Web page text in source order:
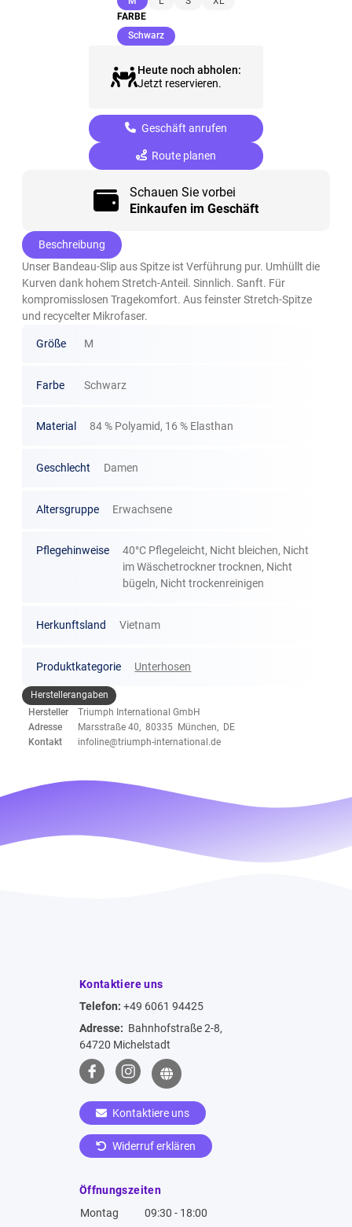
FARBE
Schwarz(ausgewählt)
Heute noch abholen:
Jetzt reservieren.
Geschäft anrufen
Route planen
Schauen Sie vorbei
Einkaufen im Geschäft
Beschreibung
Unser Bandeau-Slip aus Spitze ist Verführung pur. Umhüllt die
Kurven dank hohem Stretch-Anteil. Sinnlich. Sanft. Für
kompromisslosen Tragekomfort. Aus feinster Stretch-Spitze
und recycelter Mikrofaser.
Größe M
Farbe Schwarz
Material 84 % Polyamid, 16 % Elasthan
Geschlecht Damen
Altersgruppe Erwachsene
Pflegehinweise
40°C Pflegeleicht, Nicht bleichen, Nicht
im Wäschetrockner trocknen, Nicht
bügeln, Nicht trockenreinigen
Herkunftsland Vietnam
Produktkategorie Unterhosen
Herstellerangaben
Hersteller
Triumph International GmbH
Adresse
Marsstraße 40, 80335 München, DE
Kontakt
infoline@triumph-international.de
Kontaktiere uns
Telefon: +49 6061 94425
Adresse: Bahnhofstraße 2-8,
64720 Michelstadt
Kontaktiere uns
Widerruf erklären
Öffnungszeiten
Montag
09:30 - 18:00